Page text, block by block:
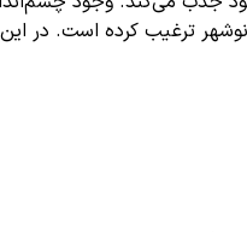
نوشهر ترغیب کرده است. در